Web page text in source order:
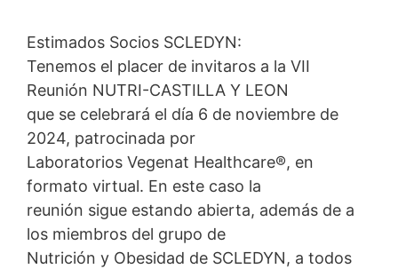
Estimados Socios SCLEDYN:
Tenemos el placer de invitaros a la VII
Reunión NUTRI-CASTILLA Y LEON
que se celebrará el día 6 de noviembre de
2024, patrocinada por
Laboratorios Vegenat Healthcare®, en
formato virtual. En este caso la
reunión sigue estando abierta, además de a
los miembros del grupo de
Nutrición y Obesidad de SCLEDYN, a todos